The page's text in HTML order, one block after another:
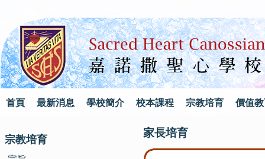
首頁 最新消息 學校簡介 校本課程 宗教培育 價值
宗教培育
家長培育